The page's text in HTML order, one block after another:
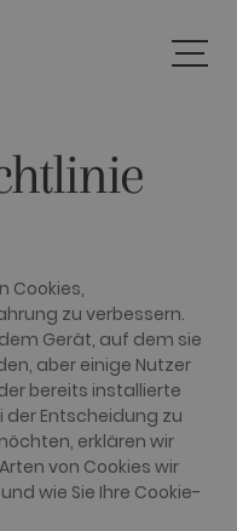
Cookies,
zu verbessern.
Gerät, auf dem sie
aber einige Nutzer
bereits installierte
der Entscheidung zu
erklären wir
von Cookies wir
wie Sie Ihre Cookie-